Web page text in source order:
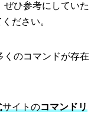
ぜひ参考にしていた
ださい。
くのコマンドが存在
サイトのコマンドリ